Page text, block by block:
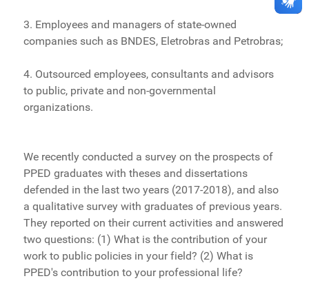
3. Employees and managers of state-owned
companies such as BNDES, Eletrobras and Petrobras;
4. Outsourced employees, consultants and advisors
to public, private and non-governmental
organizations.
We recently conducted a survey on the prospects of
PPED graduates with theses and dissertations
defended in the last two years (2017-2018), and also
a qualitative survey with graduates of previous years.
They reported on their current activities and answered
two questions: (1) What is the contribution of your
work to public policies in your field? (2) What is
PPED's contribution to your professional life?